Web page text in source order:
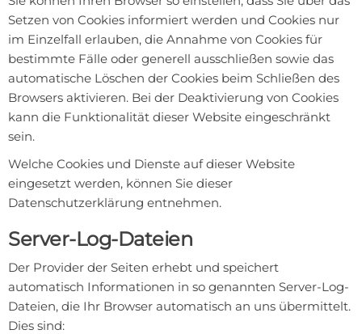
Setzen von Cookies informiert werden und Cookies nur
im Einzelfall erlauben, die Annahme von Cookies für
bestimmte Fälle oder generell ausschließen sowie das
automatische Löschen der Cookies beim Schließen des
Browsers aktivieren. Bei der Deaktivierung von Cookies
kann die Funktionalität dieser Website eingeschränkt
sein.
Welche Cookies und Dienste auf dieser Website
eingesetzt werden, können Sie dieser
Datenschutzerklärung entnehmen.
Server-Log-Dateien
Der Provider der Seiten erhebt und speichert
automatisch Informationen in so genannten Server-Log-
Dateien, die Ihr Browser automatisch an uns übermittelt.
Dies sind: